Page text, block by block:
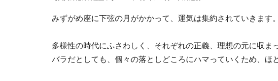
みずがめ座に下弦の月がかかって、運気は集約されていきます。
多様性の時代にふさわしく、それぞれの正義、理想の元に収ま
バラだとしても、個々の落としどころにハマっていくため、ほ